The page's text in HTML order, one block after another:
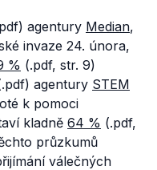
agentury Median,
invaze 24. února,
% (.pdf, str. 9)
agentury STEM
k pomoci
kladně 64 % (.pdf,
průzkumů
válečných